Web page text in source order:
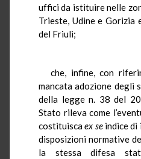
uffici da istituire nelle
Trieste, Udine e Gorizia
del Friuli;
che, infine, con
mancata adozione degli
della legge n. 38 del
Stato rileva come
costituiscaex se indice
disposizioni normative
la stessa difesa